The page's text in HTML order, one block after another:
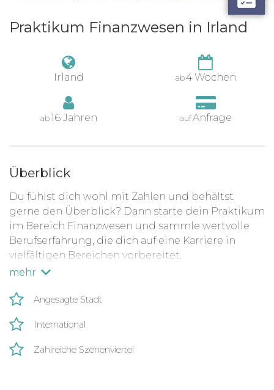
Praktikum Finanzwesen in Irland
Irland ab4 Wochen
ab16 Jahren aufAnfrage
Überblick
Du fühlst dich wohl mit Zahlen und behältst
gerne den Überblick? Dann starte dein Praktikum
im Bereich Finanzwesen und sammle wertvolle
Berufserfahrung, die dich auf eine Karriere in
vielfältigen Bereichen vorbereitet.
mehr
Angesagte Stadt
International
Zahlreiche Szenenviertel